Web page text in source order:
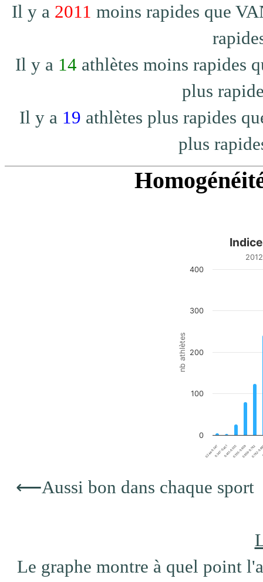
Il y a 2011 moins rapides que
Il y a 14 athlètes moins rapides
plus
Il y a 19 athlètes plus rapides
plus
Indice d homogénéité
Bar chart with 20 bars.
The chart has 1 Y axis
nb athlètes
0.244-0.347 0.451-0.555 0.659-0.762
0.347-0.451 0.555-0.659 0.762-
0
100
200
300
400
⟵Aussi bon dans chaque
Le graphe montre à quel point